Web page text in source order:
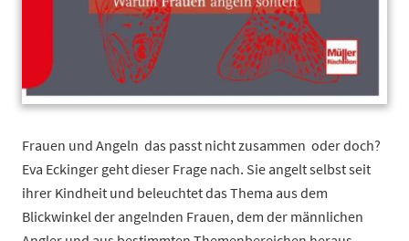
Frauen und Angeln  das passt nicht zusammen  oder doch?
Eva Eckinger geht dieser Frage nach. Sie angelt selbst seit
ihrer Kindheit und beleuchtet das Thema aus dem
Blickwinkel der angelnden Frauen, dem der männlichen